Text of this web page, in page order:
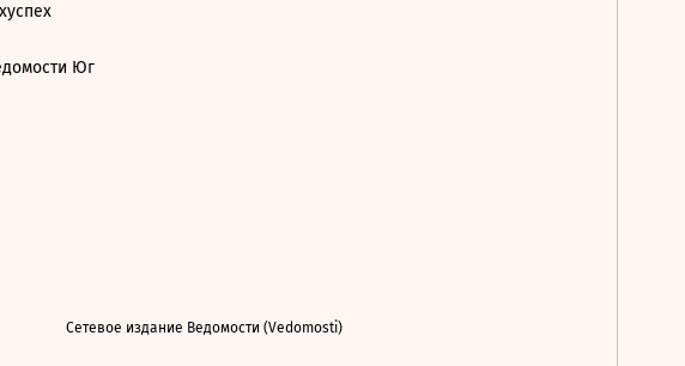
Юг
Сетевое издание Ведомости (Vedomosti)